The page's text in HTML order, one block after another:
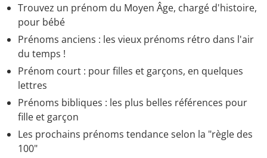
Trouvez un prénom du Moyen Âge, chargé d'histoire,
pour bébé
Prénoms anciens : les vieux prénoms rétro dans l'air
du temps !
Prénom court : pour filles et garçons, en quelques
lettres
Prénoms bibliques : les plus belles références pour
fille et garçon
Les prochains prénoms tendance selon la "règle des
100"